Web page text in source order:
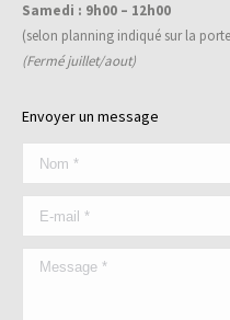
Samedi : 9h00 – 12h00
(selon planning indiqué sur la
(Fermé juillet/aout)
Envoyer un message